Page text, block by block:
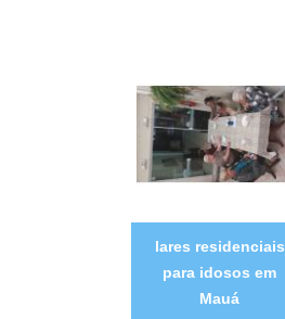
lares residenciais
para idosos em
Mauá